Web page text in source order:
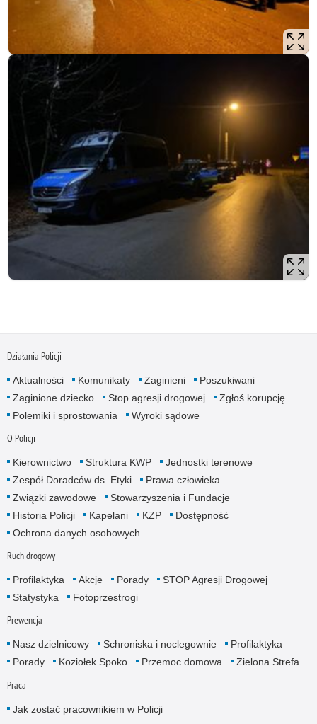
Działania Policji
Aktualności Komunikaty Zaginieni
Poszukiwani
Zaginione dziecko
Stop agresji drogowej
Zgłoś korupcję
Polemiki i sprostowania
Wyroki sądowe
O Policji
Kierownictwo Struktura KWP
Jednostki terenowe
Zespół Doradców ds. Etyki
Prawa człowieka
Związki zawodowe
Stowarzyszenia i Fundacje
Historia Policji
Kapelani KZP
Dostępność
Ochrona danych osobowych
Ruch drogowy
Profilaktyka Akcje Porady
STOP Agresji Drogowej
Statystyka
Fotoprzestrogi
Prewencja
Nasz dzielnicowy Schroniska i noclegownie
Profilaktyka
Porady
Koziołek Spoko Przemoc domowa Zielona Strefa
Praca
Jak zostać pracownikiem w Policji